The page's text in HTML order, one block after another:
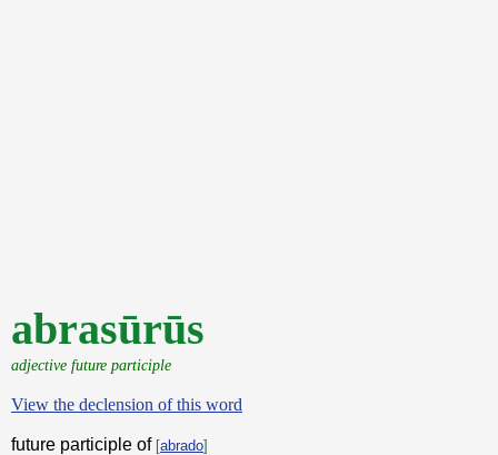
abrasūrūs
adjective future participle
View the declension of this word
future participle of [abrado]